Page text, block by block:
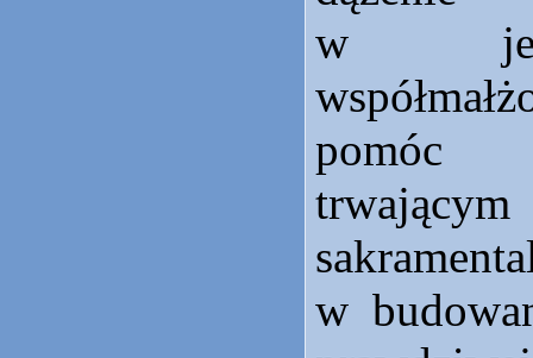
w
pomóc
w